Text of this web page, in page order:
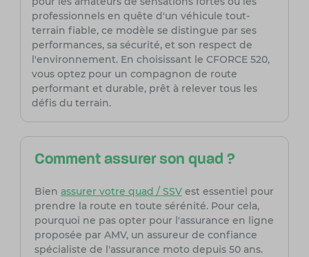
professionnels en quête d'un véhicule tout-
terrain fiable, ce modèle se distingue par ses
performances, sa sécurité, et son respect de
l'environnement. En choisissant le CFORCE 520,
vous optez pour un compagnon de route
performant et durable, prêt à relever tous les
défis du terrain.
Comment assurer son quad ?
Bien assurer votre quad / SSVest essentiel pour
prendre la route en toute sérénité. Pour cela,
pourquoi ne pas opter pour l'assurance en ligne
proposée par AMV, un assureur de confiance
spécialiste de l'assurance moto depuis 50 ans.